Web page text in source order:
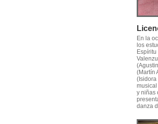
En la
los
(Martín
(Isidora
y niñas
danza